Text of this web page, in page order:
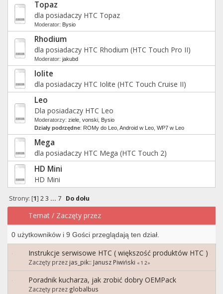
Topaz
dla posiadaczy HTC Topaz
Moderator: Bysio
Rhodium
dla posiadaczy HTC Rhodium (HTC Touch Pro II)
Moderator: jakubd
Iolite
dla posiadaczy HTC Iolite (HTC Touch Cruise II)
Leo
Dla posiadaczy HTC Leo
Moderatorzy: ziele vonski Bysio
Działy podrzędne: ROMy do Leo Android w Leo WP7 w Leo
Mega
dla posiadaczy HTC Mega (HTC Touch 2)
HD Mini
HD Mini
Strony: [1] 2 3 ... 7 Do dołu
Temat / Zaczęty przez
0 użytkowników i 9 Gości przeglądają ten dział.
Instrukcje serwisowe HTC ( większość produktów HTC )
Zaczęty przez jas_pik:: Janusz Piwiński « 1 2»
Poradnik kucharza, jak zrobić dobry OEMPack
Zaczęty przez globalbus